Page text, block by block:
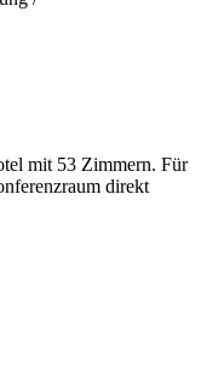
mit 53 Zimmern. Für
direkt